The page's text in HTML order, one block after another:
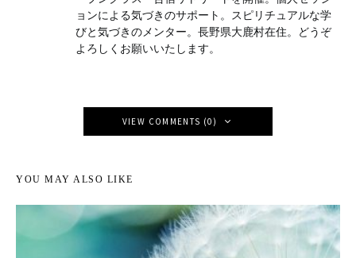
ョンによる気づきのサポート。スピリチュアルな学
びと気づきのメンター。長野県大鹿村在住。どうぞ
よろしくお願いいたします。
VIEW COMMENTS (0)
YOU MAY ALSO LIKE